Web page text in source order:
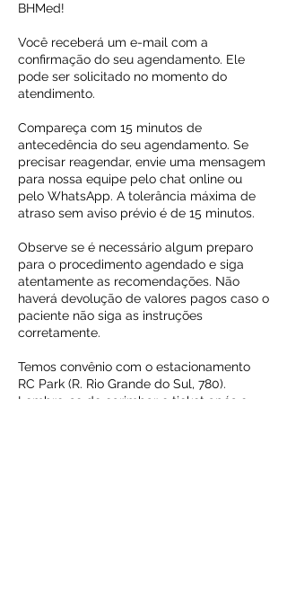
BHMed!
Você receberá um e-mail com a
confirmação do seu agendamento. Ele
pode ser solicitado no momento do
atendimento.
Compareça com 15 minutos de
antecedência do seu agendamento. Se
precisar reagendar, envie uma mensagem
para nossa equipe pelo chat online ou
pelo WhatsApp. A tolerância máxima de
atraso sem aviso prévio é de 15 minutos.
Observe se é necessário algum preparo
para o procedimento agendado e siga
atentamente as recomendações. Não
haverá devolução de valores pagos caso o
paciente não siga as instruções
corretamente.
Temos convênio com o estacionamento
RC Park (R. Rio Grande do Sul, 780).
Lembre-se de carimbar o ticket após o